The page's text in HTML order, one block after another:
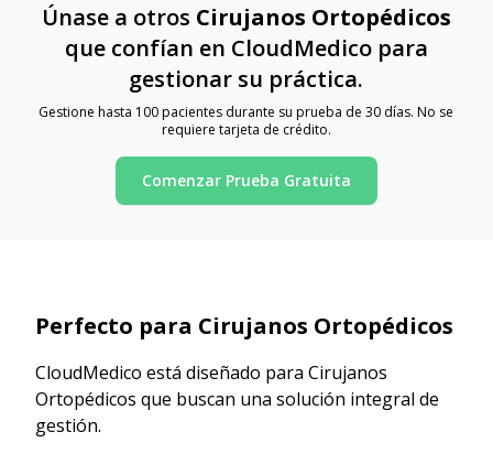
Únase a otros Cirujanos Ortopédicos
que confían en CloudMedico para
gestionar su práctica.
Gestione hasta 100 pacientes durante su prueba de 30 días. No se
requiere tarjeta de crédito.
Comenzar Prueba Gratuita
Perfecto para Cirujanos Ortopédicos
CloudMedico está diseñado para Cirujanos
Ortopédicos que buscan una solución integral de
gestión.